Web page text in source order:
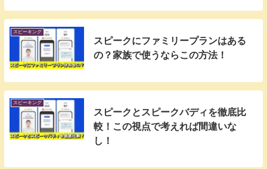
スピーキング
スピークにファミリープランはある
の？家族で使うならこの方法！
スピーキング
スピークとスピークバディを徹底比
較！この視点で考えれば間違いな
し！